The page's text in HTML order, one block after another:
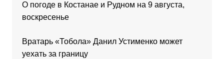
О погоде в Костанае и Рудном на 9 августа,
воскресенье
Вратарь «Тобола» Данил Устименко может
уехать за границу